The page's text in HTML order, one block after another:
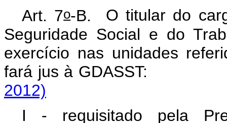
Art. 7o-B. O titular do
Seguridade Social e do
exercício nas unidades
fará jus à
2012)
I - requisitado pela